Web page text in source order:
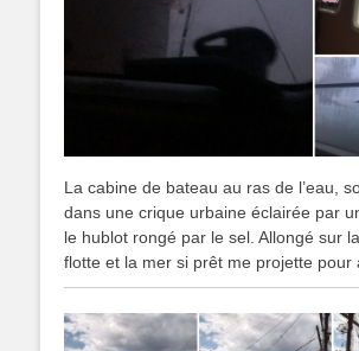
La cabine de bateau au ras de l’eau,
dans une crique urbaine éclairée par
le hublot rongé par le sel. Allongé sur
flotte et la mer si prêt me projette pour